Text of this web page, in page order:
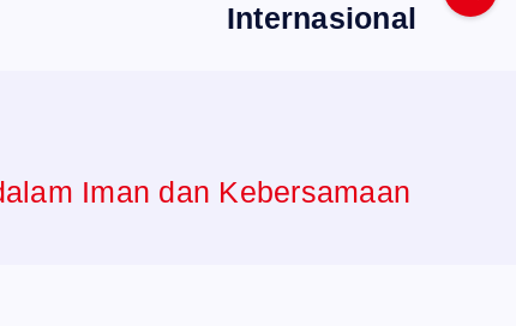
Internasional
Iman dan Kebersamaan